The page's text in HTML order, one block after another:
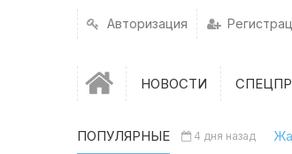
Авторизация
НОВОСТИ
ПОПУЛЯРНЫЕ 4 дня назад